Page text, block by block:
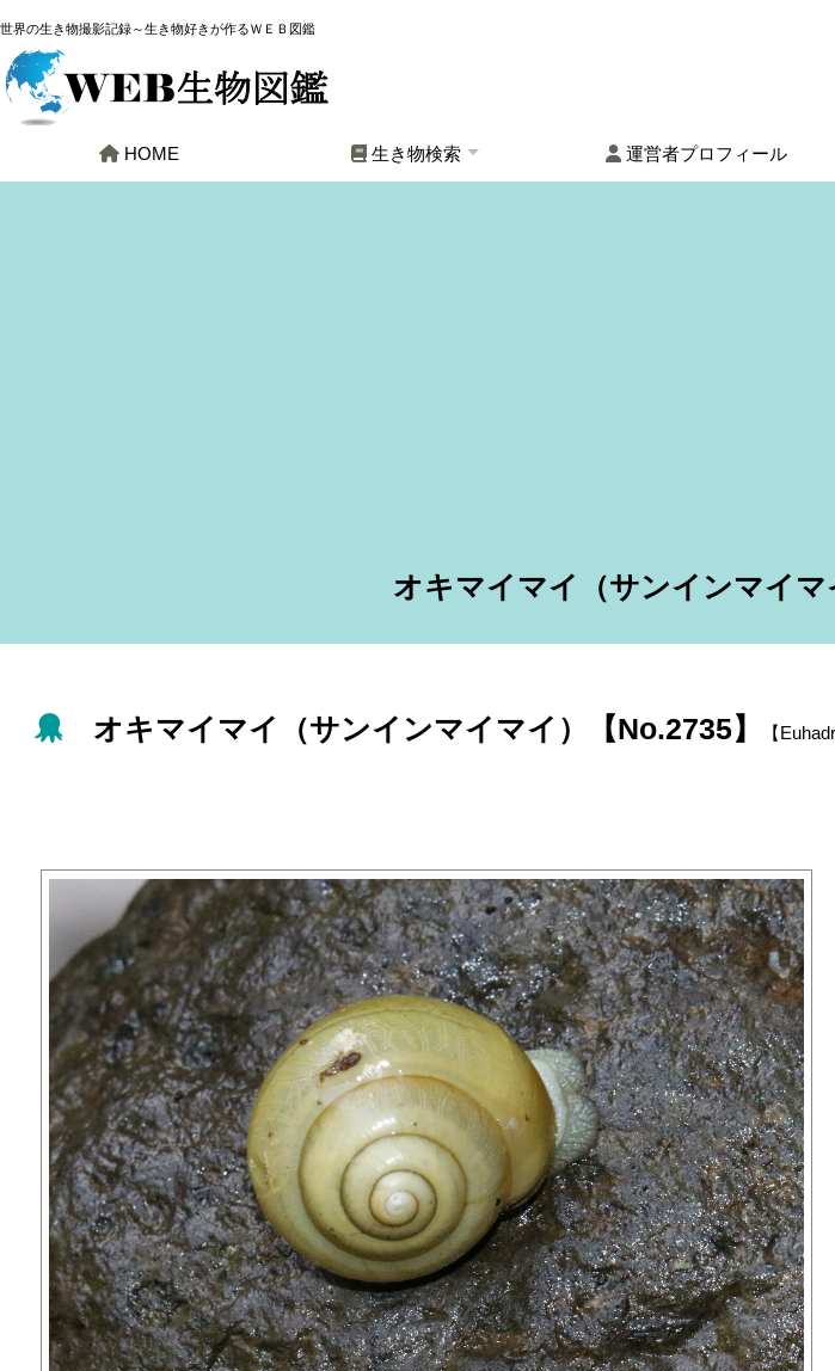
世界の生き物撮影記録～生き物好きが作るＷＥＢ図鑑
HOME 生き物検索 運営者プロフィール
オキマイマイ（サンインマイ
オキマイマイ（サンインマイマイ）【No.2735】 【